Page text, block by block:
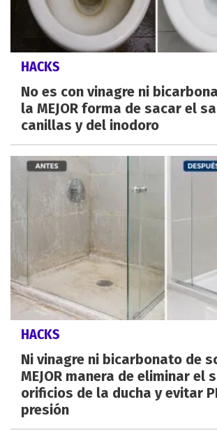
HACKS
No es con vinagre ni
la MEJOR forma de sacar el
canillas y del inodoro
HACKS
Ni vinagre ni bicarbonato de
MEJOR manera de eliminar el
orificios de la ducha y evitar
presión